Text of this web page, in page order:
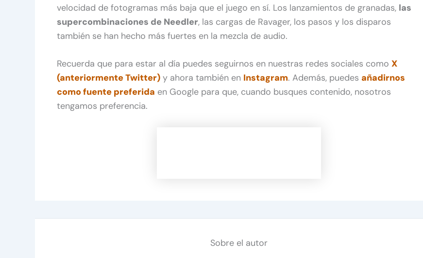
velocidad de fotogramas más baja que el juego en sí. Los lanzamientos de granadas, las
supercombinaciones de Needler, las cargas de Ravager, los pasos y los disparos
también se han hecho más fuertes en la mezcla de audio.
Recuerda que para estar al día puedes seguirnos en nuestras redes sociales como X
(anteriormente Twitter) y ahora también en Instagram. Además, puedes añadirnos
como fuente preferida en Google para que, cuando busques contenido, nosotros
tengamos preferencia.
Sobre el autor